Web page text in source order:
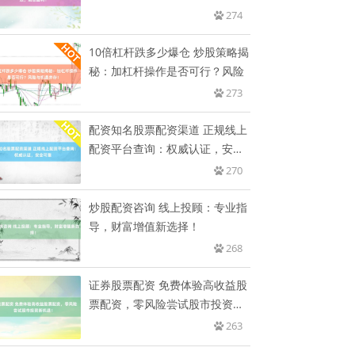
274
10倍杠杆跌多少爆仓 炒股策略揭
秘：加杠杆操作是否可行？风险
273
配资知名股票配资渠道 正规线上
配资平台查询：权威认证，安全
270
炒股配资咨询 线上投顾：专业指
导，财富增值新选择！
268
证券股票配资 免费体验高收益股
票配资，零风险尝试股市投资新
263